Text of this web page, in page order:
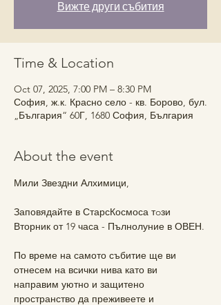
Вижте други събития
Time & Location
Oct 07, 2025, 7:00 PM – 8:30 PM
София, ж.к. Красно село - кв. Борово, бул.
„България“ 60Г, 1680 София, България
About the event
Мили Звездни Алхимици,
Заповядайте в СтарсКосмоса тoзи
Вторник от 19 часа - Пълнолуние в ОВЕН.
По време на самото събитие ще ви
отнесем на всички нива като ви
направим уютно и защитено
пространство да преживеете и